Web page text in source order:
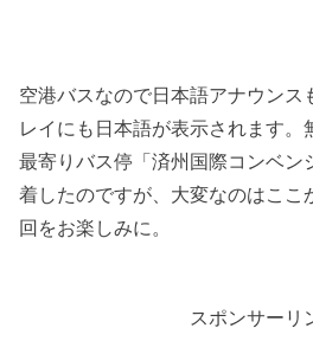
空港バスなので日本語アナウンス
レイにも日本語が表示されます。
最寄りバス停「済州国際コンベン
着したのですが、大変なのはここ
回をお楽しみに。
スポンサーリ